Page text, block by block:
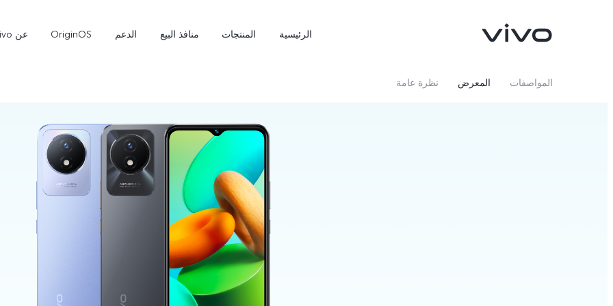
الرئيسية المنتجات منافذ البيع الدعم OriginOS عن vivo
نظرة عامة المعرض المواصفات